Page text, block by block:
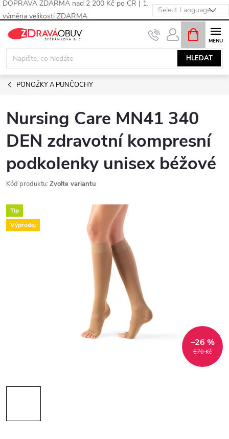
DOPRAVA ZDARMA nad 2 200 Kč po ČR | 1.
výměna velikosti ZDARMA
Přejít
obsah
HLEDAT
NÁKUPNÍ
KOŠÍK
PONOŽKY A PUNČOCHY
Nursing Care MN41 340
DEN zdravotní kompresní
podkolenky unisex béžové
Kód produktu: Zvolte variantu
Tip
Výprodej
670 Kč
–26 %